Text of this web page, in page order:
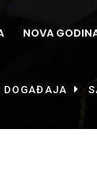
NOVA
DOGAĐAJA